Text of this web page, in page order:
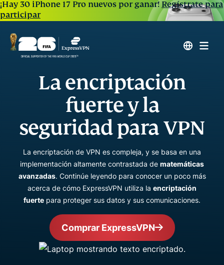
¡Hay 30 iPhone 17 Pro nuevos por ganar!Regístrate para
participar
La encriptación
fuerte y la
seguridad para VPN
La encriptación de VPN es compleja, y se basa en una
implementación altamente contrastada de matemáticas
avanzadas. Continúe leyendo para conocer un poco más
acerca de cómo ExpressVPN utiliza la encriptación
fuerte para proteger sus datos y sus comunicaciones.
Comprar ExpressVPN